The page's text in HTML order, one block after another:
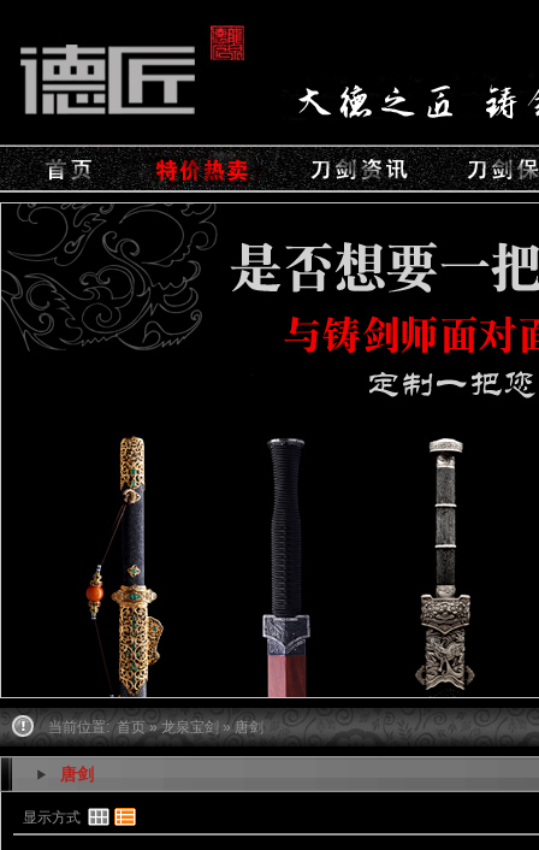
当前位置: 首页»龙泉宝剑 » 唐剑
唐剑
显示方式